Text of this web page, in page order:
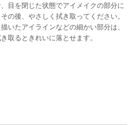
目を閉じた状態でアイメイクの部分に
の後、やさしく拭き取ってください。
いたアイラインなどの細かい部分は、
取るときれいに落とせます。